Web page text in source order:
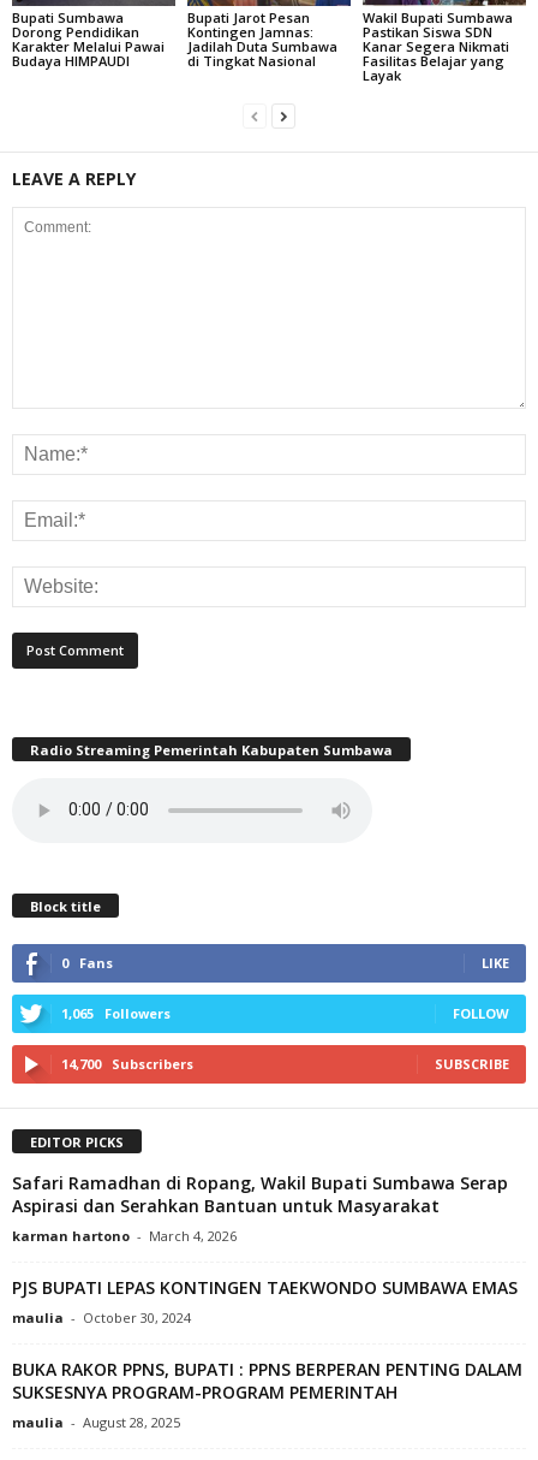
Bupati Sumbawa
Dorong Pendidikan
Karakter Melalui Pawai
Budaya HIMPAUDI
Bupati Jarot Pesan
Kontingen Jamnas:
Jadilah Duta Sumbawa
di Tingkat Nasional
Wakil Bupati Sumbawa
Pastikan Siswa SDN
Kanar Segera Nikmati
Fasilitas Belajar yang
Layak
LEAVE A REPLY
Radio Streaming Pemerintah Kabupaten Sumbawa
Block title
0 Fans LIKE
1,065 Followers FOLLOW
14,700 Subscribers SUBSCRIBE
EDITOR PICKS
Safari Ramadhan di Ropang, Wakil Bupati Sumbawa Serap
Aspirasi dan Serahkan Bantuan untuk Masyarakat
karman hartono - March 4, 2026
PJS BUPATI LEPAS KONTINGEN TAEKWONDO SUMBAWA EMAS
maulia - October 30, 2024
BUKA RAKOR PPNS, BUPATI : PPNS BERPERAN PENTING DALAM
SUKSESNYA PROGRAM-PROGRAM PEMERINTAH
maulia - August 28, 2025